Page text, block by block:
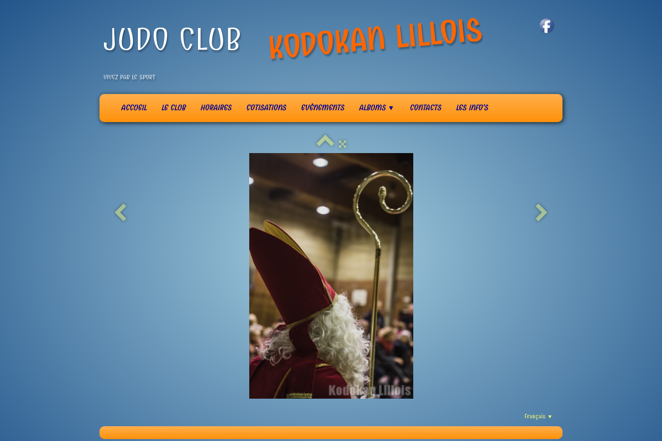
JUDO CLUB KODOKAN LILLOIS
VIVEZ PAR LE SPORT
ACCUEIL LE CLUB HORAIRES COTISATIONS EVÈNEMENTS ALBUMS ▼ CONTACTS LES INFO'S
Français ▼